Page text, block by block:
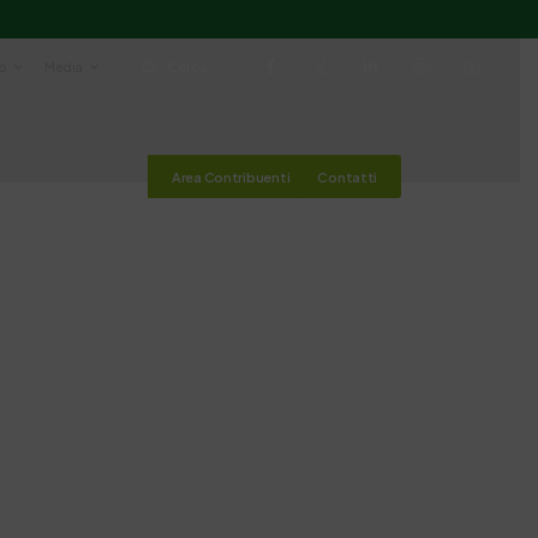
Area Contribuenti Contatti